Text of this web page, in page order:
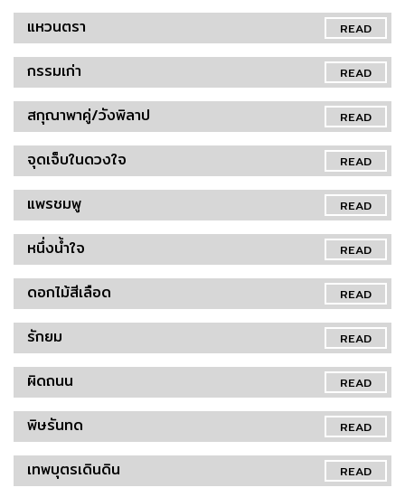
READ
แหวนตรา
READ
กรรมเก่า
READ
สกุณาพาคู่/วังพิลาป
READ
จุดเจ็บในดวงใจ
READ
แพรชมพู
READ
หนึ่งน้ำใจ
READ
ดอกไม้สีเลือด
READ
รักยม
READ
ผิดถนน
READ
พิษรันทด
READ
เทพบุตรเดินดิน